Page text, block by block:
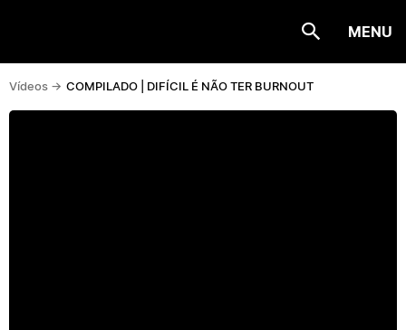
MENU
Vídeos -> COMPILADO | DIFÍCIL É NÃO TER BURNOUT